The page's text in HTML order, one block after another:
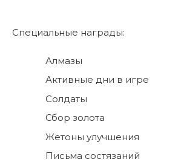
Специальные награды:
Алмазы
Активные дни в игре
Солдаты
Сбор золота
Жетоны улучшения
Письма состязаний